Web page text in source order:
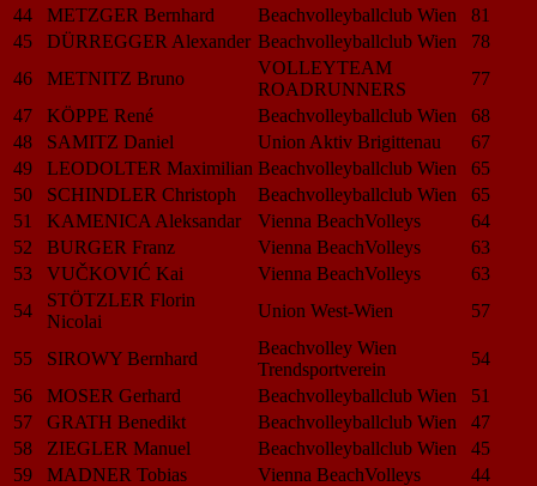
44
METZGER Bernhard Beachvolleyballclub Wien
81
45
DÜRREGGER Alexander Beachvolleyballclub Wien
78
46
METNITZ Bruno
VOLLEYTEAM
ROADRUNNERS
77
47
KÖPPE René Beachvolleyballclub Wien
68
48
SAMITZ Daniel Union Aktiv Brigittenau
67
49
LEODOLTER Maximilian Beachvolleyballclub Wien
65
50
SCHINDLER Christoph Beachvolleyballclub Wien
65
51
KAMENICA Aleksandar Vienna BeachVolleys
64
52
BURGER Franz Vienna BeachVolleys
63
53
VUČKOVIĆ Kai Vienna BeachVolleys
63
54
STÖTZLER Florin
Nicolai
Union West-Wien 57
55 SIROWY Bernhard
Beachvolley Wien
Trendsportverein
54
56
MOSER Gerhard Beachvolleyballclub Wien
51
57
GRATH Benedikt Beachvolleyballclub Wien
47
58
ZIEGLER Manuel Beachvolleyballclub Wien
45
59
MADNER Tobias Vienna BeachVolleys
44